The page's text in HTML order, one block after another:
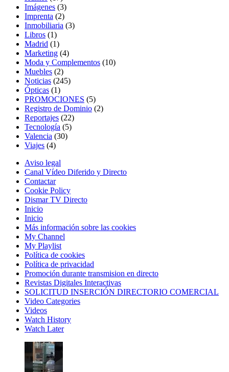
Imágenes (3)
Imprenta (2)
Inmobiliaria (3)
Libros (1)
Madrid (1)
Marketing (4)
Moda y Complementos (10)
Muebles (2)
Noticias (245)
Ópticas (1)
PROMOCIONES (5)
Registro de Dominio (2)
Reportajes (22)
Tecnología (5)
Valencia (30)
Viajes (4)
Aviso legal
Canal Vídeo Diferido y Directo
Contactar
Cookie Policy
Dismar TV Directo
Inicio
Inicio
Más información sobre las cookies
My Channel
My Playlist
Política de cookies
Política de privacidad
Promoción durante transmision en directo
Revistas Digitales Interactivas
SOLICITUD INSERCIÓN DIRECTORIO COMERCIAL
Video Categories
Videos
Watch History
Watch Later